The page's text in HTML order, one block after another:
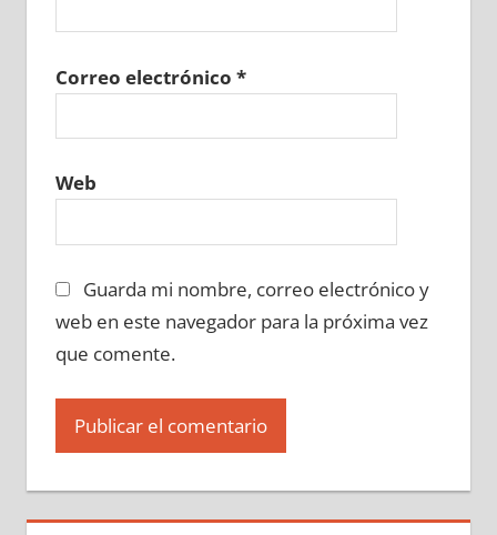
Correo electrónico *
Web
Guarda mi nombre, correo electrónico y
web en este navegador para la próxima vez
que comente.